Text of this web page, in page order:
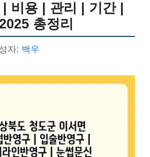
비용 | 관리 | 기간 |
총정리
자: 백우